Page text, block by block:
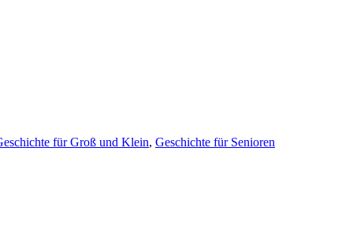
für Groß und Klein, Geschichte für Senioren